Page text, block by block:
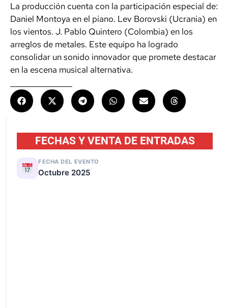
La producción cuenta con la participación especial de:
Daniel Montoya en el piano. Lev Borovski (Ucrania) en
los vientos. J. Pablo Quintero (Colombia) en los
arreglos de metales. Este equipo ha logrado
consolidar un sonido innovador que promete destacar
en la escena musical alternativa.
FECHAS Y VENTA DE ENTRADAS
FECHA DEL EVENTO
Octubre 2025